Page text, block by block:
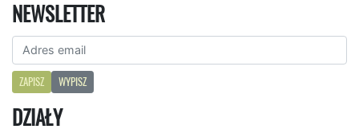
NEWSLETTER
ZAPISZ WYPISZ
DZIAŁY